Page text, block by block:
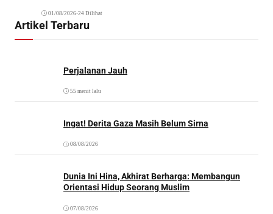
01/08/2026•24 Dilihat
Artikel Terbaru
Perjalanan Jauh
55 menit lalu
Ingat! Derita Gaza Masih Belum Sirna
08/08/2026
Dunia Ini Hina, Akhirat Berharga: Membangun
Orientasi Hidup Seorang Muslim
07/08/2026